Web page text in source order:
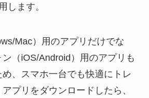
します。
Mac）用のアプリだけでな
（iOS/Android）用のアプリも
、スマホ一台でも快適にトレ
プリをダウンロードしたら、